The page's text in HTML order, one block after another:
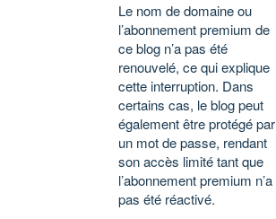
Le nom de domaine ou
l’abonnement premium de
ce blog n’a pas été
renouvelé, ce qui explique
cette interruption. Dans
certains cas, le blog peut
également être protégé par
un mot de passe, rendant
son accès limité tant que
l’abonnement premium n’a
pas été réactivé.